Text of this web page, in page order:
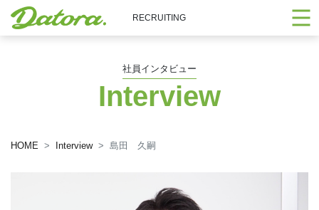
RECRUITING
社員インタビュー
Interview
HOME Interview 島田 久嗣